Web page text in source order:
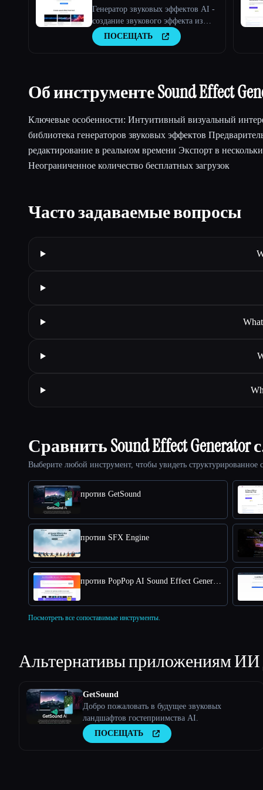
Генератор звуковых эффектов AI -
создание звукового эффекта из
текстаПОСЕЩАТЬ
Об инструменте Sound Effect
Ключевые особенности: Интуитивный визуальный
библиотека генераторов звуковых эффектов
редактирование в реальном времени Экспорт в
Неограниченное количество бесплатных загрузок
Часто задаваемые вопросы
Сравнить Sound Effect Generator
Выберите любой инструмент, чтобы увидеть
против GetSound
против SFX Engine
Посмотреть все сопоставимые инструменты.
Альтернативы приложениям ИИ
GetSound
Добро пожаловать в будущее звуковых
ландшафтов гостеприимства AI.
ПОСЕЩАТЬ